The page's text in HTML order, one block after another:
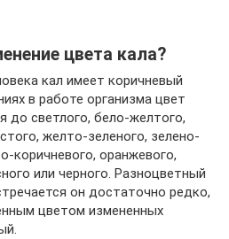
цвета кала?
кал имеет коричневый
в работе организма цвет
до светлого, бело-желтого,
желто-зеленого, зелено-
коричневого, оранжевого,
или черного. Разноцветный
он достаточно редко,
цветом измененных